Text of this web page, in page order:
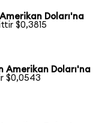
Doları'na
$0,3815
Amerikan Doları'na
$0,0543